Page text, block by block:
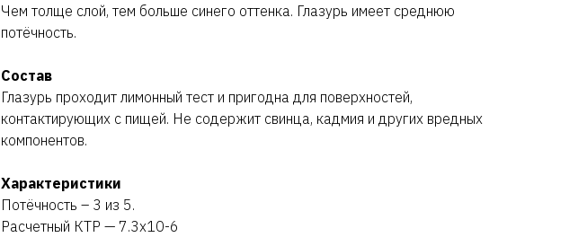
Чем толще слой, тем больше синего оттенка. Глазурь имеет среднюю
потёчность.
Состав
Глазурь проходит лимонный тест и пригодна для поверхностей,
контактирующих с пищей. Не содержит свинца, кадмия и других вредных
компонентов.
Характеристики
Потёчность – 3 из 5.
Расчетный КТР — 7.3х10-6